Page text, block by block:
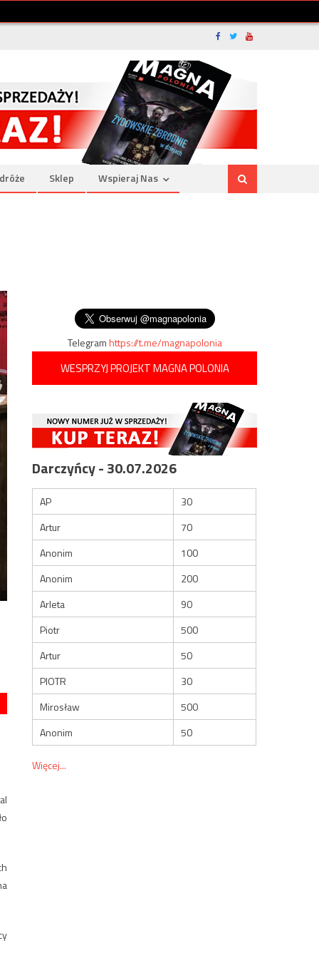
Sklep Wspieraj Nas
Telegramhttps://t.me/magnapolonia
WESPRZYJ PROJEKT MAGNA POLONIA
Darczyńcy - 30.07.2026
AP
30
Artur
70
Anonim
100
Anonim
200
Arleta
90
Piotr
500
Artur
50
PIOTR
30
Mirosław
500
Anonim
50
Więcej...